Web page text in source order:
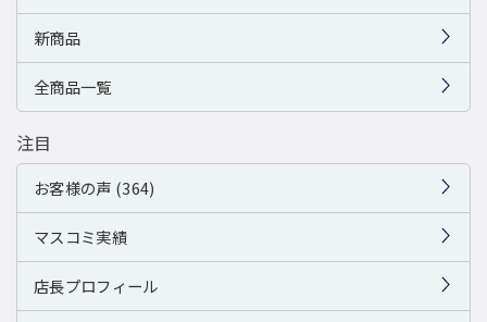
新商品
全商品一覧
注目
お客様の声 (364)
マスコミ実績
店長プロフィール